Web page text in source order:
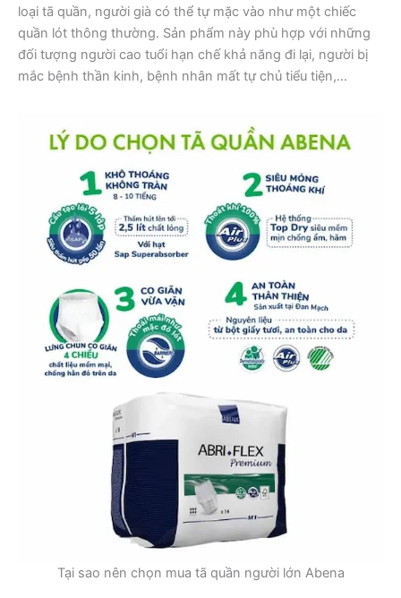
loại tã quần, người già có thể tự mặc vào như một chiếc
quần lót thông thường. Sản phẩm này phù hợp với những
đối tượng người cao tuổi hạn chế khả năng đi lại, người bị
mắc bệnh thần kinh, bệnh nhân mất tự chủ tiểu tiện,…
Tại sao nên chọn mua tã quần người lớn Abena